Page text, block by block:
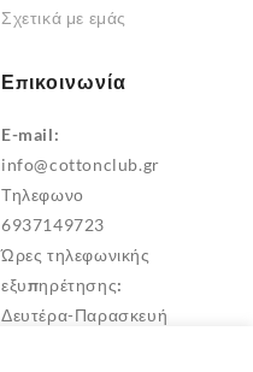
Σχετικά με εμάς
Επικοινωνία
E-mail:
info@cottonclub.gr
Τηλεφωνο
6937149723
Ώρες τηλεφωνικής
εξυπηρέτησης:
Δευτέρα-Παρασκευή